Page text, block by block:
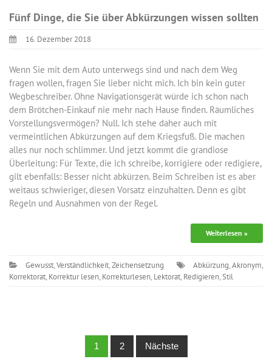
Fünf Dinge, die Sie über Abkürzungen wissen sollten
16. Dezember 2018
Wenn Sie mit dem Auto unterwegs sind und nach dem Weg
fragen wollen, fragen Sie lieber nicht mich. Ich bin kein guter
Wegbeschreiber. Ohne Navigationsgerät würde ich schon nach
dem Brötchen-Einkauf nie mehr nach Hause finden. Räumliches
Vorstellungsvermögen? Null. Ich stehe daher auch mit
vermeintlichen Abkürzungen auf dem Kriegsfuß. Die machen
alles nur noch schlimmer. Und jetzt kommt die grandiose
Überleitung: Für Texte, die ich schreibe, korrigiere oder redigiere,
gilt ebenfalls: Besser nicht abkürzen. Beim Schreiben ist es aber
weitaus schwieriger, diesen Vorsatz einzuhalten. Denn es gibt
Regeln und Ausnahmen von der Regel.
Weiterlesen »
Gewusst,Verständlichkeit,Zeichensetzung Abkürzung,Akronym,
Korrektorat, Korrektur lesen, Korrekturlesen, Lektorat, Redigieren,Stil
1 2 Nächste